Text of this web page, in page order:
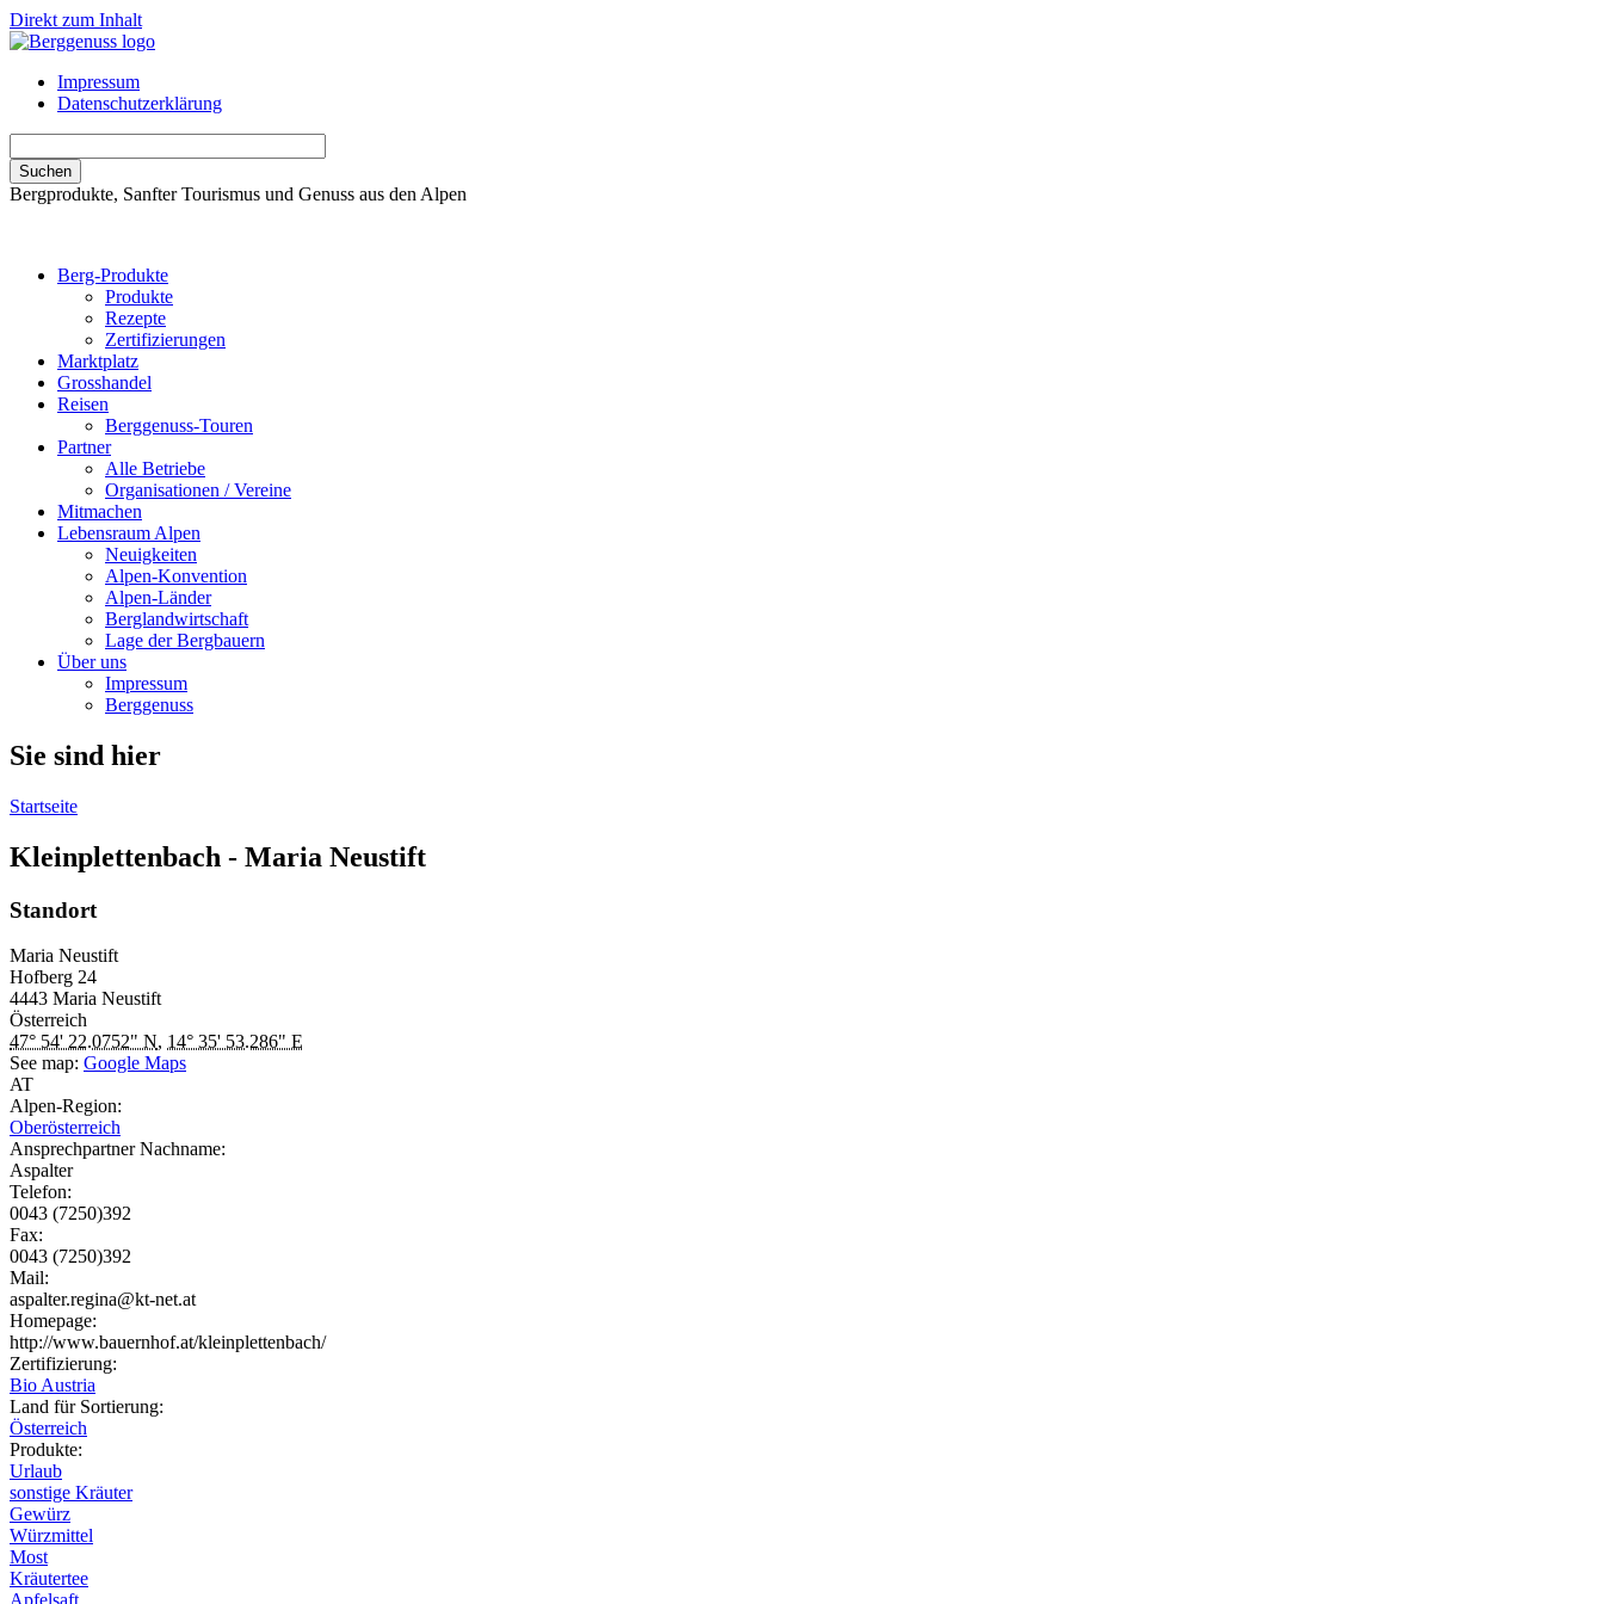
Direkt zum Inhalt
Impressum
Datenschutzerklärung
Bergprodukte, Sanfter Tourismus und Genuss aus den Alpen
Berg-Produkte
Produkte
Rezepte
Zertifizierungen
Marktplatz
Grosshandel
Reisen
Berggenuss-Touren
Partner
Alle Betriebe
Organisationen / Vereine
Mitmachen
Lebensraum Alpen
Neuigkeiten
Alpen-Konvention
Alpen-Länder
Berglandwirtschaft
Lage der Bergbauern
Über uns
Impressum
Berggenuss
Sie sind hier
Startseite
Kleinplettenbach - Maria Neustift
Standort
Maria Neustift
Hofberg 24
4443 Maria Neustift
Österreich
47° 54' 22.0752" N, 14° 35' 53.286" E
See map: Google Maps
AT
Alpen-Region:
Oberösterreich
Ansprechpartner Nachname:
Aspalter
Telefon:
0043 (7250)392
Fax:
0043 (7250)392
Mail:
aspalter.regina@kt-net.at
Homepage:
http://www.bauernhof.at/kleinplettenbach/
Zertifizierung:
Bio Austria
Land für Sortierung:
Österreich
Produkte:
Urlaub
sonstige Kräuter
Gewürz
Würzmittel
Most
Kräutertee